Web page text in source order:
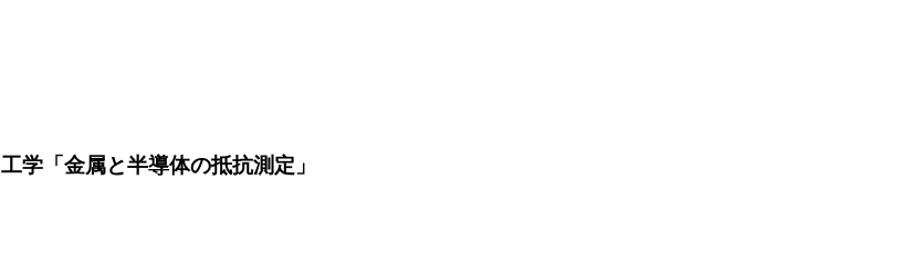
工学「金属と半導体の抵抗測定」